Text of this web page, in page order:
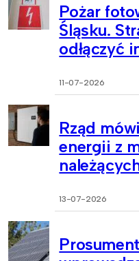
Pożar
Śląsku.
odłączyć
11-07-2026
Rząd
energii z
13-07-2026